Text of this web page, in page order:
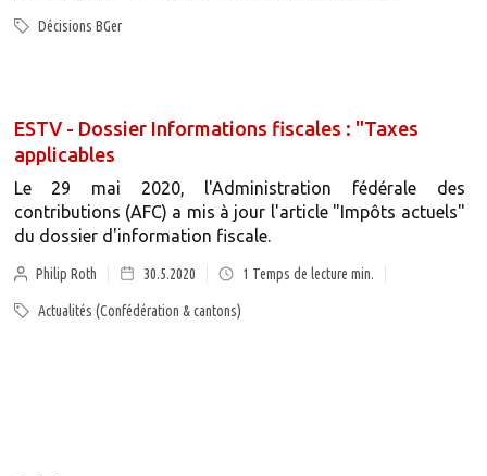
Décisions BGer
ESTV - Dossier Informations fiscales : "Taxes
applicables
Le 29 mai 2020, l'Administration fédérale des
contributions (AFC) a mis à jour l'article "Impôts actuels"
du dossier d'information fiscale.
Philip Roth 30.5.2020 1 Temps de lecture min.
Actualités (Confédération & cantons)